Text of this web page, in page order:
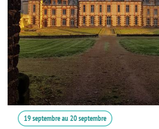
19 septembreau 20 septembre